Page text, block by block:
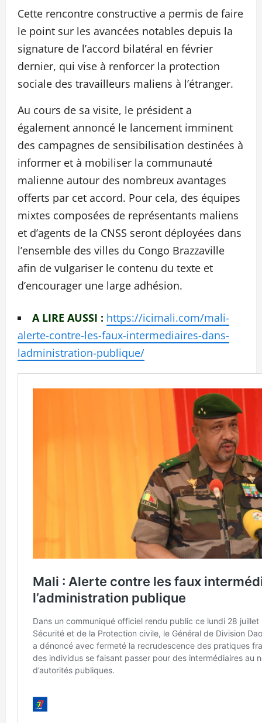
Cette rencontre constructive a permis de faire
le point sur les avancées notables depuis la
signature de l’accord bilatéral en février
dernier, qui vise à renforcer la protection
sociale des travailleurs maliens à l’étranger.
Au cours de sa visite, le président a
également annoncé le lancement imminent
des campagnes de sensibilisation destinées à
informer et à mobiliser la communauté
malienne autour des nombreux avantages
offerts par cet accord. Pour cela, des équipes
mixtes composées de représentants maliens
et d’agents de la CNSS seront déployées dans
l’ensemble des villes du Congo Brazzaville
afin de vulgariser le contenu du texte et
d’encourager une large adhésion.
A LIRE AUSSI : https://icimali.com/mali-
alerte-contre-les-faux-intermediaires-dans-
ladministration-publique/